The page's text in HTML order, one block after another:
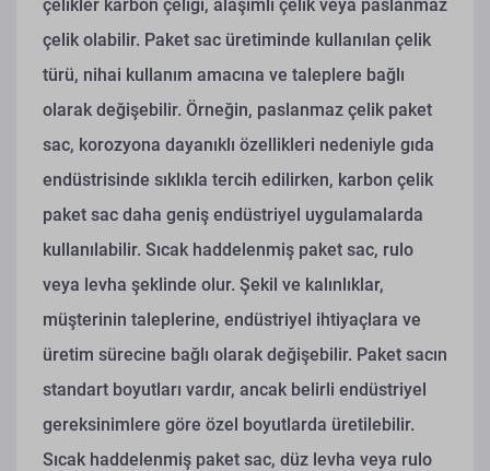
çelikler karbon çeliği, alaşımlı çelik veya paslanmaz
çelik olabilir. Paket sac üretiminde kullanılan çelik
türü, nihai kullanım amacına ve taleplere bağlı
olarak değişebilir. Örneğin, paslanmaz çelik paket
sac, korozyona dayanıklı özellikleri nedeniyle gıda
endüstrisinde sıklıkla tercih edilirken, karbon çelik
paket sac daha geniş endüstriyel uygulamalarda
kullanılabilir. Sıcak haddelenmiş paket sac, rulo
veya levha şeklinde olur. Şekil ve kalınlıklar,
müşterinin taleplerine, endüstriyel ihtiyaçlara ve
üretim sürecine bağlı olarak değişebilir. Paket sacın
standart boyutları vardır, ancak belirli endüstriyel
gereksinimlere göre özel boyutlarda üretilebilir.
Sıcak haddelenmiş paket sac, düz levha veya rulo